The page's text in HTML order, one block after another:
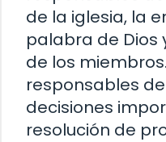
de la iglesia, la
palabra de Dios
de los
responsables
decisiones
resolución de